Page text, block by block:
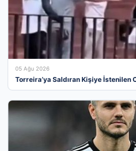
05 Ağu 2026
Torreira’ya Saldıran Kişiye İstenilen